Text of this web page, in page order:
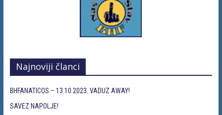
Najnoviji članci
BHFANATICOS – 13.10.2023. VADUZ AWAY!
SAVEZ NAPOLJE!